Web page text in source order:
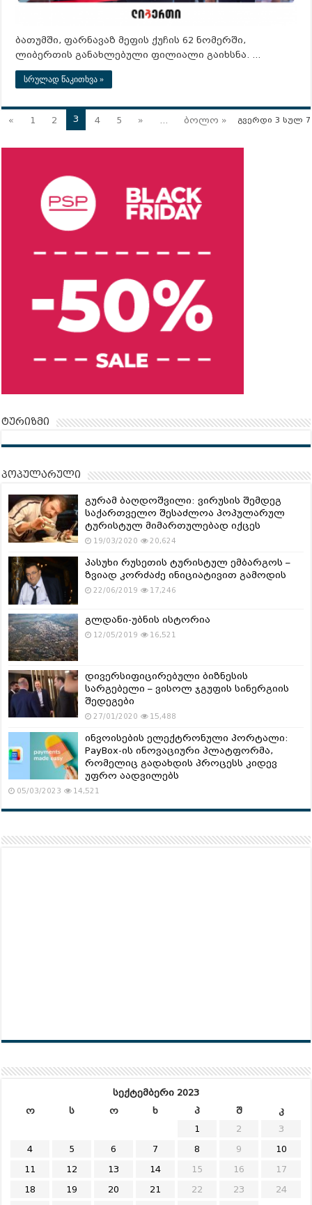
ბათუმში, ფარნავაზ მეფის ქუჩის 62 ნომერში,
ლიბერთის განახლებული ფილიალი გაიხსნა. …
სრულად წაკითხვა »
გვერდი 3 სულ 7
« 1 2 3 4 5 » ... ბოლო »
ტურიზმი
პოპულარული
გურამ ბაღდოშვილი: ვირუსის შემდეგ
საქართველო შესაძლოა პოპულარულ
ტურისტულ მიმართულებად იქცეს
19/03/2020 20,624
პასუხი რუსეთის ტურისტულ ემბარგოს –
ზვიად კორძაძე ინიციატივით გამოდის
22/06/2019 17,246
გლდანი-უბნის ისტორია
12/05/2019 16,521
დივერსიფიცირებული ბიზნესის
სარგებელი – ვისოლ ჯგუფის სინერგიის
შედეგები
27/01/2020 15,488
ინვოისების ელექტრონული პორტალი:
PayBox-ის ინოვაციური პლატფორმა,
რომელიც გადახდის პროცესს კიდევ
უფრო აადვილებს
05/03/2023 14,521
სექტემბერი 2023
ო
ს ო ხ პ შ
კ
1
2
3
4
5 6 7 8 9
10
11
12 13 14 15 16
17
18
19 20 21 22 23
24